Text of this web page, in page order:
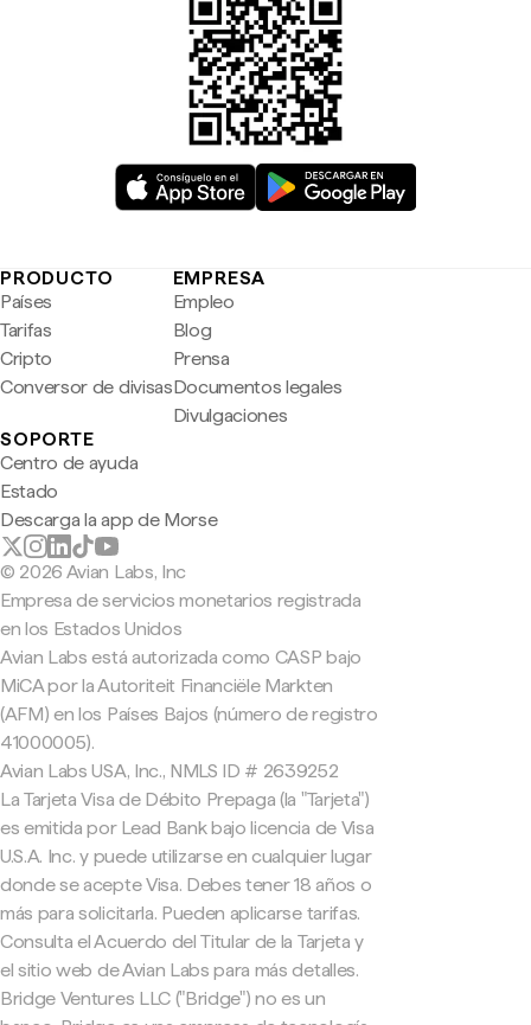
PRODUCTO
Países
Tarifas
Cripto
Conversor de divisas
EMPRESA
Empleo
Blog
Prensa
Documentos legales
Divulgaciones
SOPORTE
Centro de ayuda
Estado
Descarga la app de Morse
© 2026 Avian Labs, Inc
Empresa de servicios monetarios registrada
en los Estados Unidos
Avian Labs está autorizada como CASP bajo
MiCA por la Autoriteit Financiële Markten
(AFM) en los Países Bajos (número de registro
41000005).
Avian Labs USA, Inc., NMLS ID # 2639252
La Tarjeta Visa de Débito Prepaga (la "Tarjeta")
es emitida por Lead Bank bajo licencia de Visa
U.S.A. Inc. y puede utilizarse en cualquier lugar
donde se acepte Visa. Debes tener 18 años o
más para solicitarla. Pueden aplicarse tarifas.
Consulta el Acuerdo del Titular de la Tarjeta y
el sitio web de Avian Labs para más detalles.
Bridge Ventures LLC ("Bridge") no es un